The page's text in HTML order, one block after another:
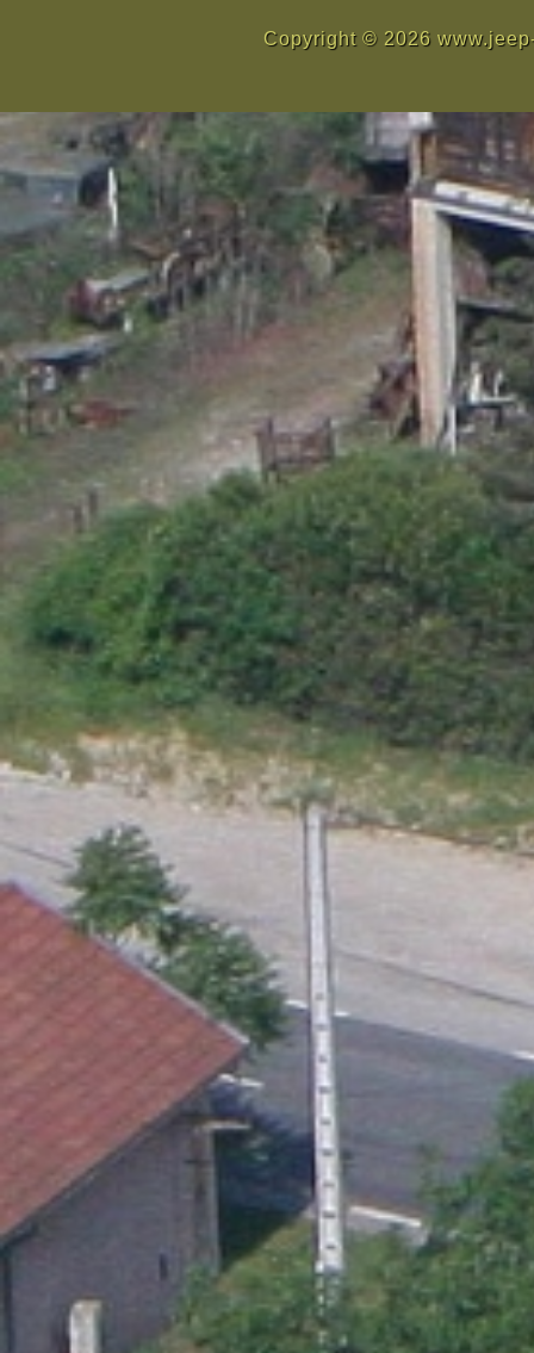
Copyright © 2026